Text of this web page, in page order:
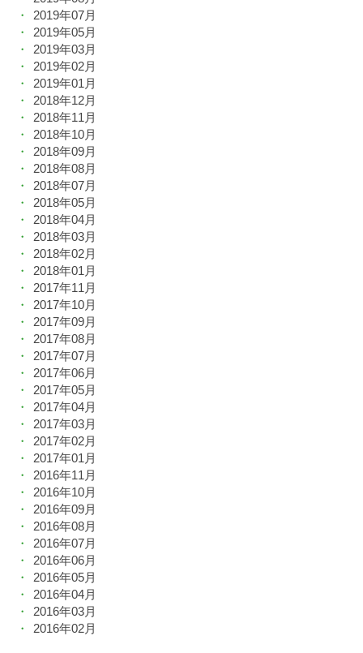
2019年07月
2019年05月
2019年03月
2019年02月
2019年01月
2018年12月
2018年11月
2018年10月
2018年09月
2018年08月
2018年07月
2018年05月
2018年04月
2018年03月
2018年02月
2018年01月
2017年11月
2017年10月
2017年09月
2017年08月
2017年07月
2017年06月
2017年05月
2017年04月
2017年03月
2017年02月
2017年01月
2016年11月
2016年10月
2016年09月
2016年08月
2016年07月
2016年06月
2016年05月
2016年04月
2016年03月
2016年02月